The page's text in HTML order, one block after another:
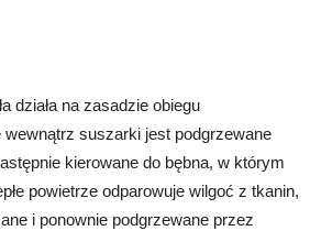
działa na zasadzie obiegu
suszarki jest podgrzewane
kierowane do bębna, w którym
powietrze odparowuje wilgoć z tkanin,
i ponownie podgrzewane przez